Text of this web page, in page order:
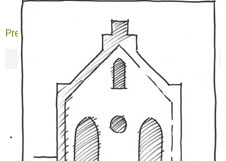
Pressebericht ERK 11.10.2017